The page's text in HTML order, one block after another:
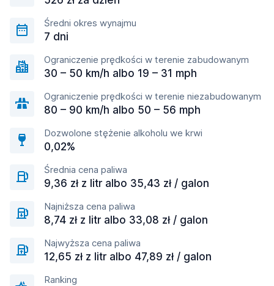
Średni okres wynajmu
7 dni
Ograniczenie prędkości w terenie zabudowanym
30 – 50 km/h albo 19 – 31 mph
Ograniczenie prędkości w terenie niezabudowanym
80 – 90 km/h albo 50 – 56 mph
Dozwolone stężenie alkoholu we krwi
0,02%
Średnia cena paliwa
9,36 zł z litr albo 35,43 zł / galon
Najniższa cena paliwa
8,74 zł z litr albo 33,08 zł / galon
Najwyższa cena paliwa
12,65 zł z litr albo 47,89 zł / galon
Ranking